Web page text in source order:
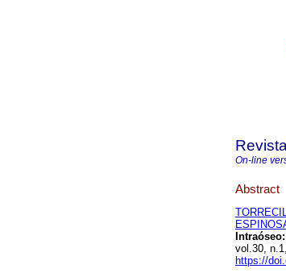
On-line
Abstract
vol.30,
https://